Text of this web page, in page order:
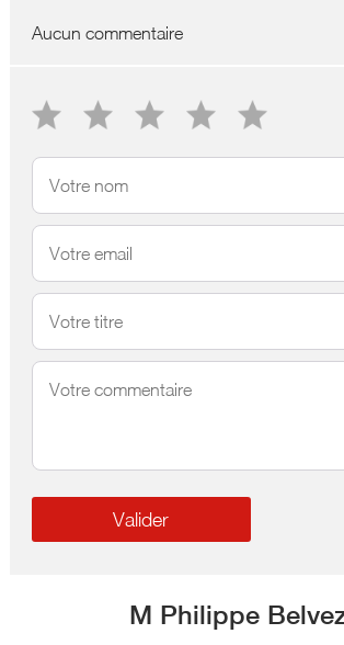
Aucun commentaire
M Philippe